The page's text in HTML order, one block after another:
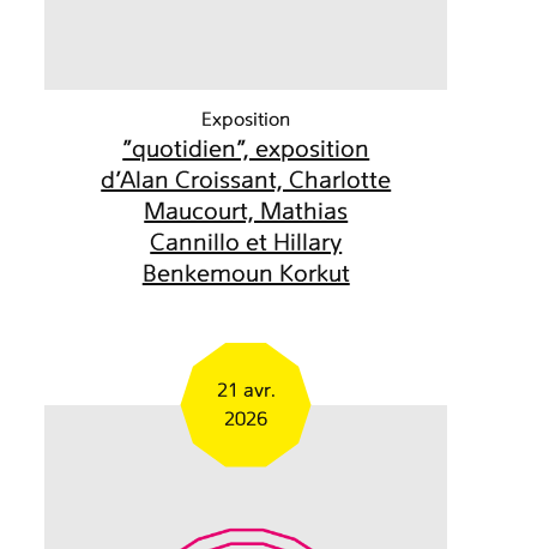
Exposition
"quotidien", exposition
d'Alan Croissant, Charlotte
Maucourt, Mathias
Cannillo et Hillary
Benkemoun Korkut
21 avr.
2026